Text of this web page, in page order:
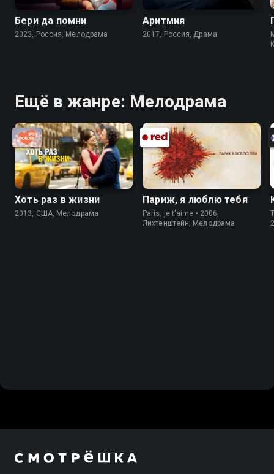
Бери да помни
2023, Россия, Мелодрама
Аритмия
2017, Россия, Драма
Ещё в жанре: Мелодрама
Хоть раз в жизни
2013, США, Мелодрама
Париж, я люблю тебя
Paris, je t'aime • 2006,
Лихтенштейн, Мелодрама